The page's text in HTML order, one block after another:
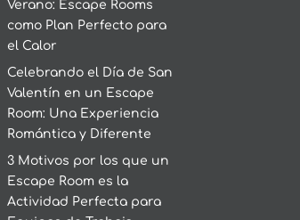
Verano: Escape Rooms
como Plan Perfecto para
el Calor
Celebrando el Día de San
Valentín en un Escape
Room: Una Experiencia
Romántica y Diferente
3 Motivos por los que un
Escape Room es la
Actividad Perfecta para